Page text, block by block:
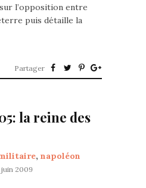
l’opposition entre
puis détaille la
Partager
la reine des
, napoléon
juin 2009